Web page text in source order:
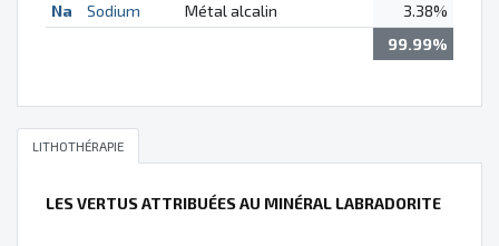
Na
Sodium Métal alcalin
3.38%
99.99%
LITHOTHÉRAPIE
LES VERTUS ATTRIBUÉES AU MINÉRAL LABRADORITE